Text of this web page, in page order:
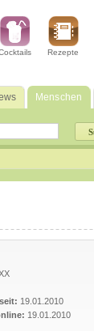
Rezepte
Menschen
19.01.2010
19.01.2010